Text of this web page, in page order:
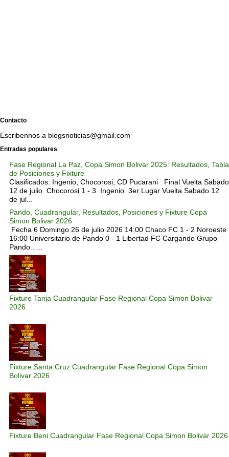
Contacto
Escribennos a blogsnoticias@gmail.com
Entradas populares
Fase Regional La Paz, Copa Simon Bolivar 2025: Resultados, Tabla
de Posiciones y Fixture
Clasificados: Ingenio, Chocorosi, CD Pucarani Final Vuelta Sabado
12 de julio Chocorosi 1 - 3 Ingenio 3er Lugar Vuelta Sabado 12
de jul...
Pando, Cuadrangular, Resultados, Posiciones y Fixture Copa
Simon Bolivar 2026
Fecha 6 Domingo 26 de julio 2026 14:00 Chaco FC 1 - 2 Noroeste
16:00 Universitario de Pando 0 - 1 Libertad FC Cargando Grupo
Pando.. ...
Fixture Tarija Cuadrangular Fase Regional Copa Simon Bolivar
2026
Fixture Santa Cruz Cuadrangular Fase Regional Copa Simon
Bolivar 2026
Fixture Beni Cuadrangular Fase Regional Copa Simon Bolivar 2026